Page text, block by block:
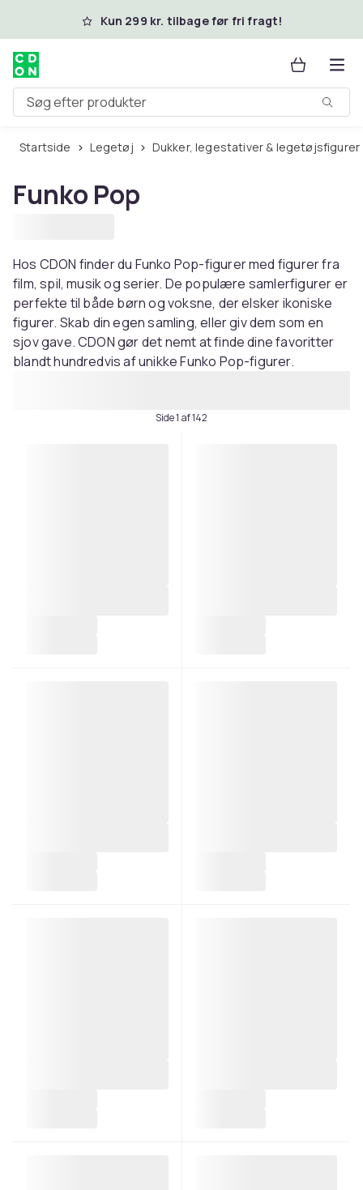
Spring til hovedindhold
Kun 299 kr. tilbage før fri fragt!
Søg efter produkter
Startside Legetøj Dukker, legestativer & legetøjsfigurer
Funko Pop
Hos CDON finder du Funko Pop-figurer med figurer fra
film, spil, musik og serier. De populære samlerfigurer er
perfekte til både børn og voksne, der elsker ikoniske
figurer. Skab din egen samling, eller giv dem som en
sjov gave. CDON gør det nemt at finde dine favoritter
blandt hundredvis af unikke Funko Pop-figurer.
Side 1 af 142